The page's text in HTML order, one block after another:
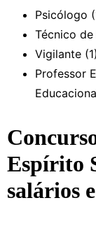
Psicólogo
Técnico
Vigilante
Professor
Espírito
salários